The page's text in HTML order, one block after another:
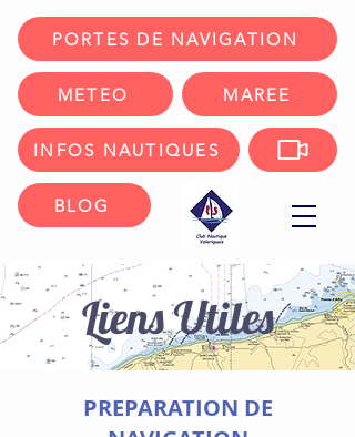
MAREE
PORTES DE NAVIGATION
METEO
INFOS NAUTIQUES
BLOG
Liens Utiles
PREPARATION DE